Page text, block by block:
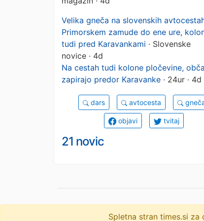
Velika gneča na slovenskih
Primorskem zamude do ene ure,
tudi pred Karavankami · Slovenske
novice · 4d
Na cestah tudi kolone pločevine,
zapirajo predor Karavanke · 24ur · 4d
dars avtocesta
objavi tvitaj
21 novic
Spletna stran times.si
© 2009-2026 times.si